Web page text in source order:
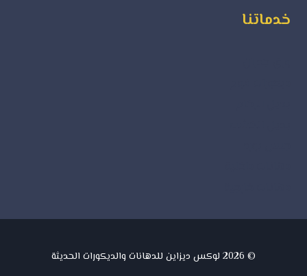
خدماتنا
© 2026 لوكس ديزاين للدهانات والديكورات الحديثة